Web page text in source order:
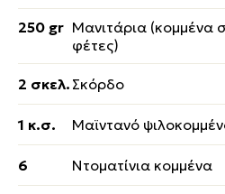
250 gr Μανιτάρια (κομμένα
φέτες)
2 σκελ. Σκόρδο
1 κ.σ. Μαϊντανό
6 Ντοματίνια κομμένα